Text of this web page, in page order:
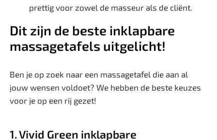
prettig voor zowel de masseur als de cliënt.
Dit zijn de beste inklapbare
massagetafels uitgelicht!
Ben je op zoek naar een massagetafel die aan al
jouw wensen voldoet? We hebben de beste keuzes
voor je op een rij gezet!
1. Vivid Green inklapbare